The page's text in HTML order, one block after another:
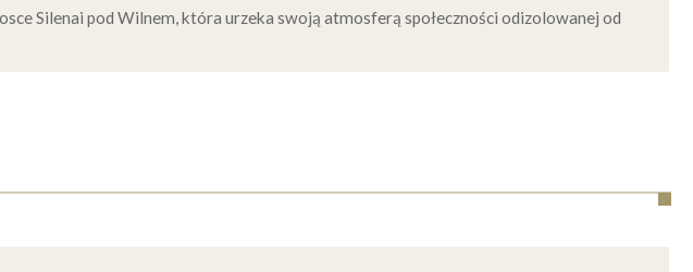
Silenai pod Wilnem, która urzeka swoją atmosferą społeczności odizolowanej od